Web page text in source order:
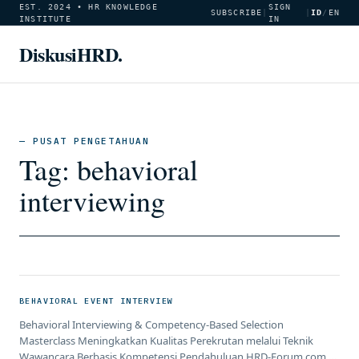
EST. 2024 • HR KNOWLEDGE
INSTITUTE
SUBSCRIBE
SIGN
IN
ID/ EN
DiskusiHRD.
— PUSAT PENGETAHUAN
Tag: behavioral
interviewing
BEHAVIORAL EVENT INTERVIEW
Behavioral Interviewing & Competency-Based Selection
Masterclass Meningkatkan Kualitas Perekrutan melalui Teknik